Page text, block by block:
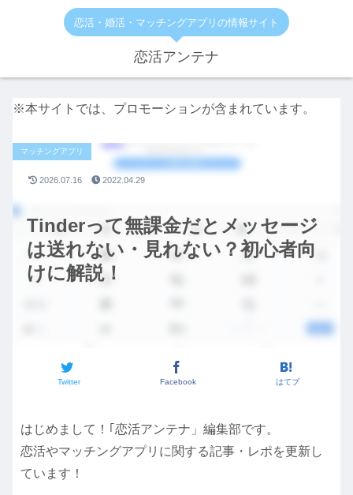
恋活・婚活・マッチングアプリの情報サイト
恋活アンテナ
※本サイトでは、プロモーションが含まれています。
Tinderって無課金だとメッセージ
は送れない・見れない？初心者向
けに解説！
マッチングアプリ
Twitter Facebook はてブ
2026.07.16 2022.04.29
はじめまして！｢恋活アンテナ」編集部です。
恋活やマッチングアプリに関する記事・レポを更新し
ています！